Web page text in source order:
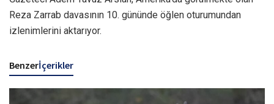
Reza Zarrab davasının 10. gününde öğlen oturumundan
izlenimlerini aktarıyor.
Benzerİçerikler